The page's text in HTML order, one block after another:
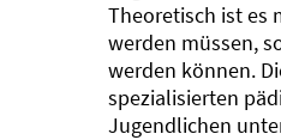
Theoretisch ist es
werden müssen,
werden können.
spezialisierten
Jugendlichen